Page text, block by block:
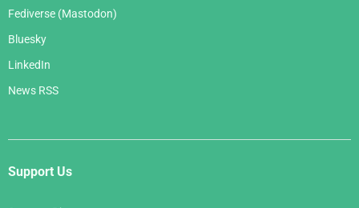
Fediverse (Mastodon)
Bluesky
LinkedIn
News RSS
Support Us